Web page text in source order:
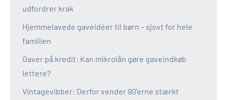
udfordrer krak
Hjemmelavede gaveidéer til børn – sjovt for hele
familien
Gaver på kredit: Kan mikrolån gøre gaveindkøb
lettere?
Vintagevibber: Derfor vender 90’erne stærkt